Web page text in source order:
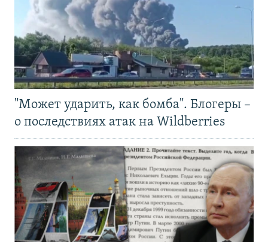
"Может ударить, как бомба". Блогеры –
о последствиях атак на Wildberries